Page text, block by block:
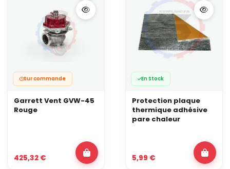
Sur commande
Garrett Vent GVW-45
Rouge
425,32 €
En Stock
Protection plaque
thermique adhésive
pare chaleur
5,99 €